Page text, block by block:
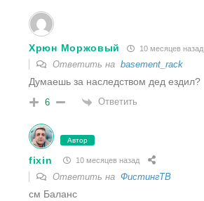
Хрюн Моржовый 10 месяцев назад
Ответить на basement_rack
Думаешь за наследством дед ездил?
6 Ответить
Автор
fixin 10 месяцев назад
Ответить на ФистингТВ
см Баланс